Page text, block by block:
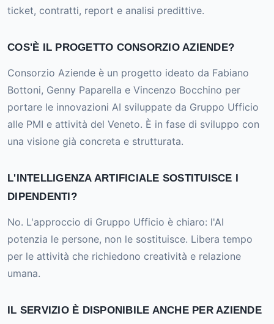
ticket, contratti, report e analisi predittive.
COS'È IL PROGETTO CONSORZIO AZIENDE?
Consorzio Aziende è un progetto ideato da Fabiano
Bottoni, Genny Paparella e Vincenzo Bocchino per
portare le innovazioni AI sviluppate da Gruppo Ufficio
alle PMI e attività del Veneto. È in fase di sviluppo con
una visione già concreta e strutturata.
L'INTELLIGENZA ARTIFICIALE SOSTITUISCE I
DIPENDENTI?
No. L'approccio di Gruppo Ufficio è chiaro: l'AI
potenzia le persone, non le sostituisce. Libera tempo
per le attività che richiedono creatività e relazione
umana.
IL SERVIZIO È DISPONIBILE ANCHE PER AZIENDE